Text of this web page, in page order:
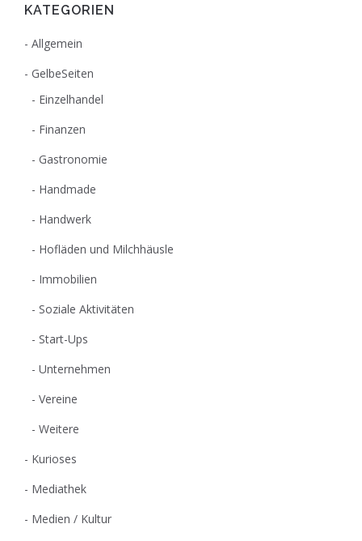
KATEGORIEN
Allgemein
GelbeSeiten
Einzelhandel
Finanzen
Gastronomie
Handmade
Handwerk
Hofläden und Milchhäusle
Immobilien
Soziale Aktivitäten
Start-Ups
Unternehmen
Vereine
Weitere
Kurioses
Mediathek
Medien / Kultur